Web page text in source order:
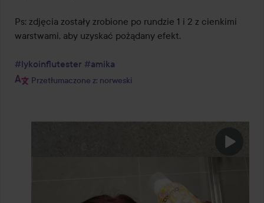
Ps: zdjęcia zostały zrobione po rundzie 1 i 2 z cienkimi
warstwami, aby uzyskać pożądany efekt.
#lykoinflutester #amika
Przetłumaczone z: norweski